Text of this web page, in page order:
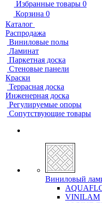
Избранные товары 0
Корзина 0
Каталог
Распродажа
Виниловые полы
Ламинат
Паркетная доска
Стеновые панели
Краски
Террасная доска
Инженерная доска
Регулируемые опоры
Сопутствующие товары
Виниловый
VINILAM